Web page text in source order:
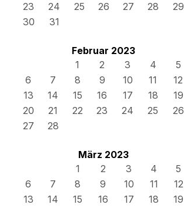
23
24 25 26 27 28
29
30
31
Februar 2023
1
2 3 4
5
6
7 8 9 10 11
12
13
14 15 16 17 18
19
20
21 22 23 24 25
26
27
28
März 2023
1
2 3 4
5
6
7 8 9 10 11
12
13
14 15 16 17 18
19